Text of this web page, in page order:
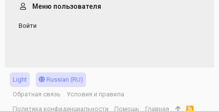
Меню пользователя
Войти
Light
Russian (RU)
Обратная связь
Условия и правила
Политика конфиденциальности
Помощь Главная R